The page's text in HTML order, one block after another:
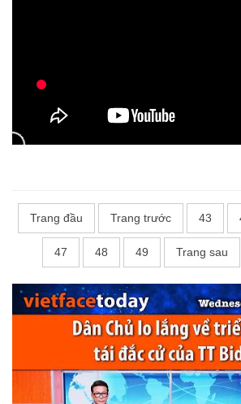
Trang đầu Trang trước 43
47 48 49 Trang sau